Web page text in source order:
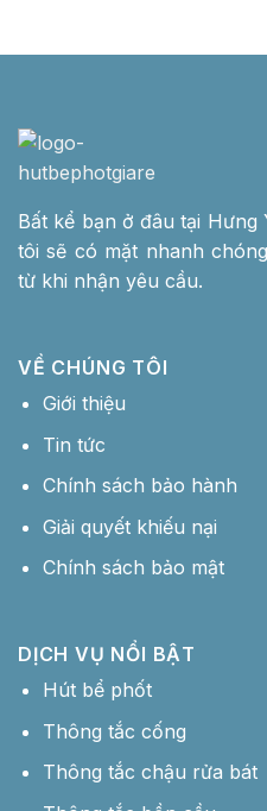
Bất kể bạn ở đâu tại Hưng
tôi sẽ có mặt nhanh
từ khi nhận yêu cầu.
VỀ CHÚNG TÔI
Giới thiệu
Tin tức
Chính sách bảo hành
Giải quyết khiếu nại
Chính sách bảo mật
DỊCH VỤ NỔI BẬT
Hút bể phốt
Thông tắc cống
Thông tắc chậu rửa bát